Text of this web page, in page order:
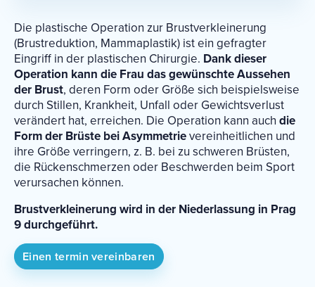
Die plastische Operation zur Brustverkleinerung
(Brustreduktion, Mammaplastik) ist ein gefragter
Eingriff in der plastischen Chirurgie. Dank dieser
Operation kann die Frau das gewünschte Aussehen
der Brust, deren Form oder Größe sich beispielsweise
durch Stillen, Krankheit, Unfall oder Gewichtsverlust
verändert hat, erreichen. Die Operation kann auch die
Form der Brüste bei Asymmetrievereinheitlichen und
ihre Größe verringern, z. B. bei zu schweren Brüsten,
die Rückenschmerzen oder Beschwerden beim Sport
verursachen können.
Brustverkleinerung wird in der Niederlassung in Prag
9durchgeführt.
Einen termin vereinbaren